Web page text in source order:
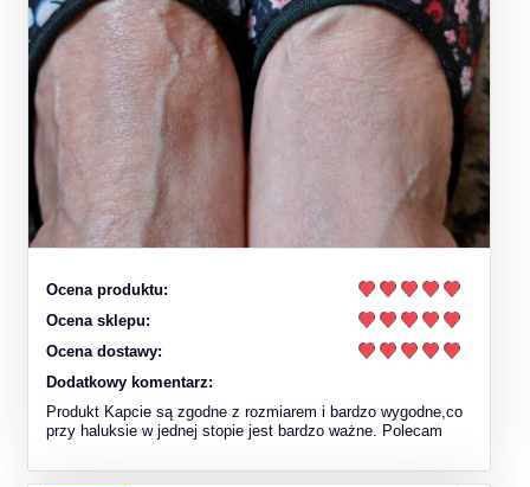
Ocena produktu:
Ocena sklepu:
Ocena dostawy:
Dodatkowy komentarz:
Produkt Kapcie są zgodne z rozmiarem i bardzo wygodne,co
przy haluksie w jednej stopie jest bardzo ważne. Polecam